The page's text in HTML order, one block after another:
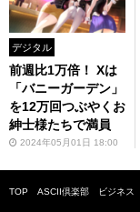
デジタル
前週比1万倍！ Xは
「バニーガーデン」
を12万回つぶやくお
紳士様たちで満員
2024年05月01日 18:00
TOP ASCII倶楽部 ビジネス